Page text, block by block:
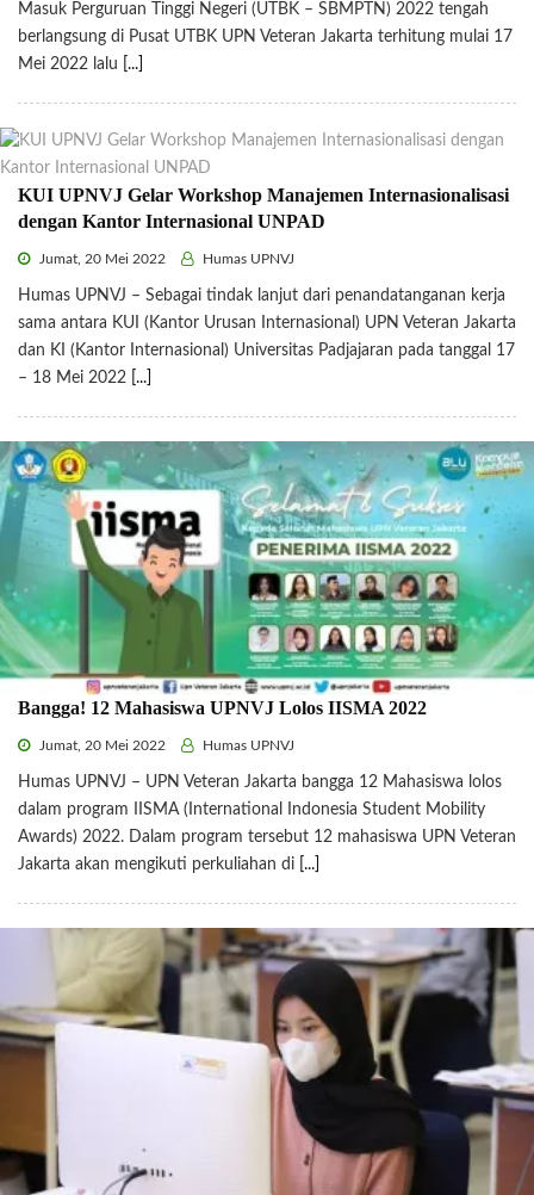
Masuk Perguruan Tinggi Negeri (UTBK – SBMPTN) 2022 tengah
berlangsung di Pusat UTBK UPN Veteran Jakarta terhitung mulai 17
Mei 2022 lalu
[...]
KUI UPNVJ Gelar Workshop Manajemen Internasionalisasi
dengan Kantor Internasional UNPAD
Jumat, 20 Mei 2022 Humas UPNVJ
Humas UPNVJ – Sebagai tindak lanjut dari penandatanganan kerja
sama antara KUI (Kantor Urusan Internasional) UPN Veteran Jakarta
dan KI (Kantor Internasional) Universitas Padjajaran pada tanggal 17
– 18 Mei 2022 [...]
Bangga! 12 Mahasiswa UPNVJ Lolos IISMA 2022
Jumat, 20 Mei 2022 Humas UPNVJ
Humas UPNVJ – UPN Veteran Jakarta bangga 12 Mahasiswa lolos
dalam program IISMA (International Indonesia Student Mobility
Awards) 2022. Dalam program tersebut 12 mahasiswa UPN Veteran
Jakarta akan mengikuti perkuliahan di [...]